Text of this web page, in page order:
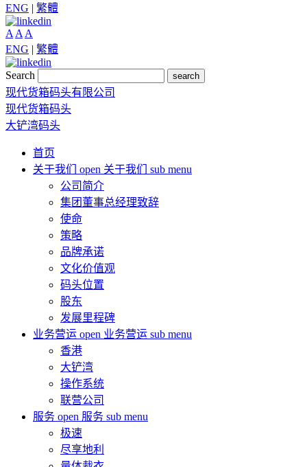
ENG | 繁體
A A A
ENG | 繁體
Search search
现代货箱码头有限公司
现代货箱码头
大铲湾码头
首页
关于我们 open 关于我们 sub menu
公司简介
集团董事总经理致辞
使命
策略
品牌承诺
文化价值观
码头位置
股东
发展里程碑
业务营运 open 业务营运 sub menu
香港
大铲湾
操作系统
联营公司
服务 open 服务 sub menu
极速
尽享地利